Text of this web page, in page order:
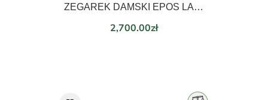
ZEGAREK DAMSKI EPOS LADIES 21mm 8002.702.20.20.15
Price
2,700.00zł